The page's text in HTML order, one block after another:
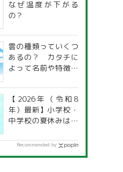
なぜ温度が下がる
の？
雲の種類っていくつ
あるの？ カタチに
よって名前や特徴が
【2026年（令和8
年）最新】小学校・
中学校の夏休みはい
道府県別「夏季休暇
Recommended by